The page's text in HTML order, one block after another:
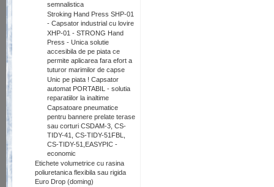
semnalistica
Stroking Hand Press SHP-01
- Capsator industrial cu lovire
XHP-01 - STRONG Hand
Press - Unica solutie
accesibila de pe piata ce
permite aplicarea fara efort a
tuturor marimilor de capse
Unic pe piata ! Capsator
automat PORTABIL - solutia
reparatiilor la inaltime
Capsatoare pneumatice
pentru bannere prelate terase
sau corturi CSDAM-3, CS-
TIDY-41, CS-TIDY-51FBL,
CS-TIDY-51,EASYPIC -
economic
Etichete volumetrice cu rasina
poliuretanica flexibila sau rigida
Euro Drop (doming)